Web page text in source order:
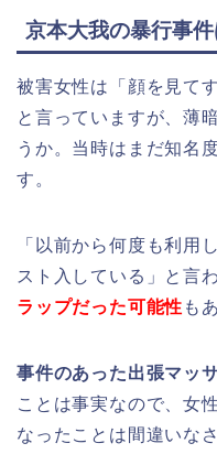
京本大我の暴行事
被害女性は「顔を見て
と言っていますが、薄
うか。当時はまだ知名
す。
「以前から何度も利用
スト入している」と言
ラップだった可能性 も
事件のあった出張マッ
ことは事実なので、女
なったことは間違いな